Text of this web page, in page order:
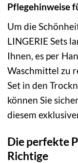
Pflegehinweise
Um die
LINGERIE Sets
Ihnen, es per
Waschmittel zu
Set in den
können Sie
diesem
Die perfekte
Richtige